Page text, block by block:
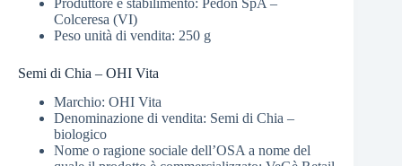
Colceresa (VI)
Peso unità di vendita: 250 g
Semi di Chia – OHI Vita
Marchio: OHI Vita
Denominazione di vendita: Semi di Chia –
biologico
Nome o ragione sociale dell’OSA a nome del